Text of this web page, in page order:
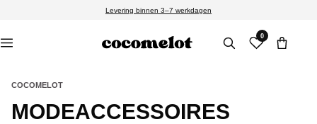
Levering binnen 3–7 werkdagen
0
COCOMELOT
C
MODEACCESSOIRES